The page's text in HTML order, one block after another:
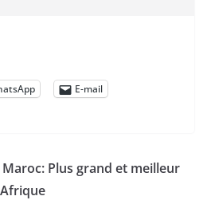
E-mail
Plus grand et meilleur